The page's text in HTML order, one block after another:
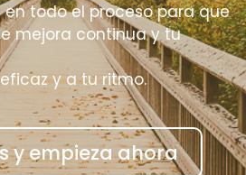
todo el proceso para que
mejora continua y tu
y a tu ritmo.
y empieza ahora